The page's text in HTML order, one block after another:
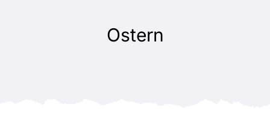
Ostern